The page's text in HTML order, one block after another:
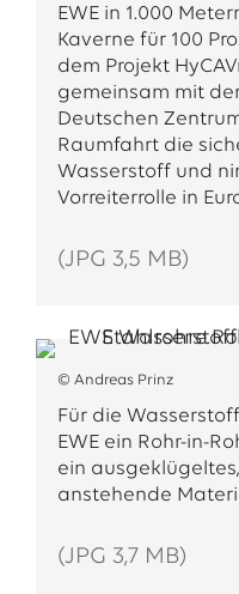
EWE in 1.000
Kaverne für 100
dem Projekt
gemeinsam mit
Deutschen
Raumfahrt die
Wasserstoff und
Vorreiterrolle in
(JPG 3,5 MB)
© Andreas Prinz
Für die
EWE ein Rohr-in-
ein
anstehende
(JPG 3,7 MB)